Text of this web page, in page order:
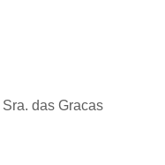
das Gracas